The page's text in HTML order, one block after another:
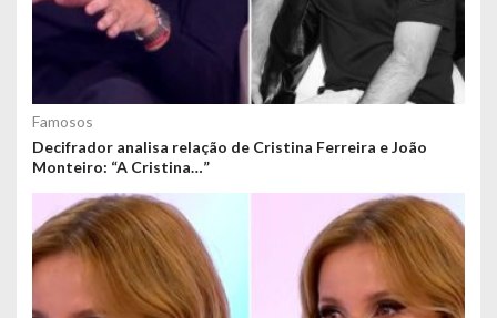
Famosos
Decifrador analisa relação de Cristina Ferreira e João
Monteiro: “A Cristina…”